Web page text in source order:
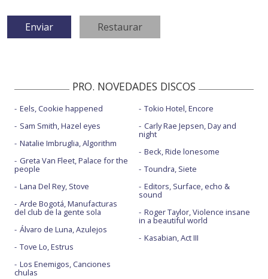
PRO. NOVEDADES DISCOS
Eels, Cookie happened
Sam Smith, Hazel eyes
Natalie Imbruglia, Algorithm
Greta Van Fleet, Palace for the
people
Lana Del Rey, Stove
Arde Bogotá, Manufacturas
del club de la gente sola
Álvaro de Luna, Azulejos
Tove Lo, Estrus
Los Enemigos, Canciones
chulas
Tokio Hotel, Encore
Carly Rae Jepsen, Day and
night
Beck, Ride lonesome
Toundra, Siete
Editors, Surface, echo &
sound
Roger Taylor, Violence insane
in a beautiful world
Kasabian, Act III